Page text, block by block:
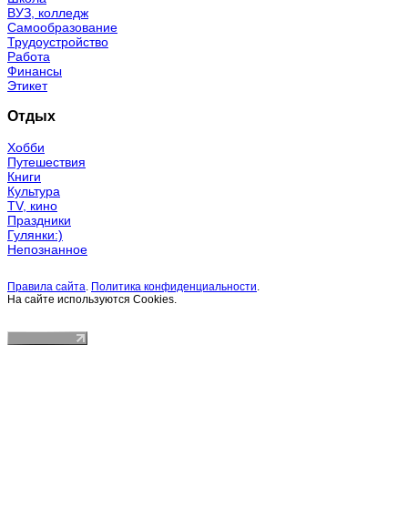
ВУЗ, колледж
Самообразование
Трудоустройство
Работа
Финансы
Этикет
Отдых
Хобби
Путешествия
Книги
Культура
TV, кино
Праздники
Гулянки:)
Непознанное
Правила сайта. Политика конфиденциальности.
На сайте используются Cookies.